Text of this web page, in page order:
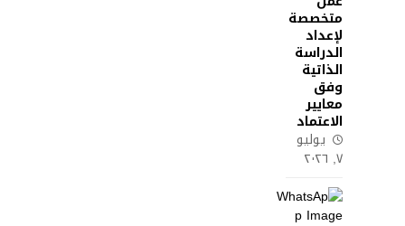
متخصصة
لإعداد
الدراسة
الذاتية
وفق
معايير
الاعتماد
يوليو
٧, ٢٠٢٦